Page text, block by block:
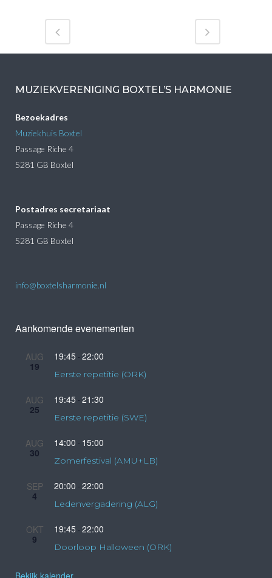
MUZIEKVERENIGING BOXTEL’S HARMONIE
Bezoekadres
Muziekhuis Boxtel
Passage Riche 4
5281 GB Boxtel
Postadres secretariaat
Passage Riche 4
5281 GB Boxtel
info@boxtelsharmonie.nl
Aankomende evenementen
AUG
19
19:45 - 22:00
Eerste repetitie (ORK)
AUG
25
19:45 - 21:30
Eerste repetitie (SWE)
AUG
30
14:00 - 15:00
Zomerfestival (AMU+LB)
SEP
4
20:00 - 22:00
Ledenvergadering (ALG)
OKT
9
19:45 - 22:00
Doorloop Halloween (ORK)
Bekijk kalender